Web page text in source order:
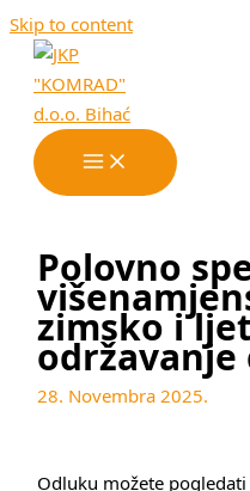
Skip to content
Polovno
zimsko i
održavanje
28. Novembra 2025.
Odluku možete